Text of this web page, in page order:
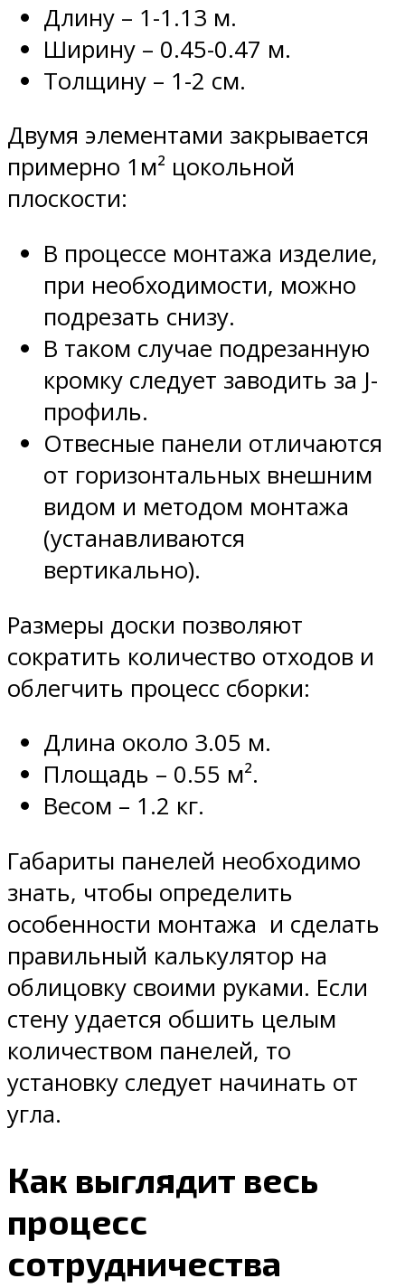
Длину – 1-1.13 м.
Ширину – 0.45-0.47 м.
Толщину – 1-2 см.
Двумя элементами закрывается
примерно 1м² цокольной
плоскости:
В процессе монтажа изделие,
при необходимости, можно
подрезать снизу.
В таком случае подрезанную
кромку следует заводить за J-
профиль.
Отвесные панели отличаются
от горизонтальных внешним
видом и методом монтажа
(устанавливаются
вертикально).
Размеры доски позволяют
сократить количество отходов и
облегчить процесс сборки:
Длина около 3.05 м.
Площадь – 0.55 м².
Весом – 1.2 кг.
Габариты панелей необходимо
знать, чтобы определить
особенности монтажа и сделать
правильный калькулятор на
облицовку своими руками. Если
стену удается обшить целым
количеством панелей, то
установку следует начинать от
угла.
Как выглядит весь
процесс
сотрудничества